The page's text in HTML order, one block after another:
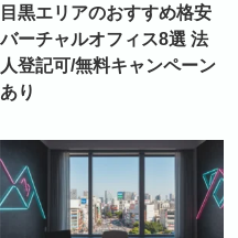
目黒エリアのおすすめ格安
バーチャルオフィス8選 法
人登記可/無料キャンペーン
あり